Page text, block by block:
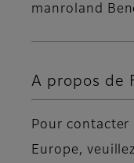
manroland
A propos de
Pour contacter
Europe,